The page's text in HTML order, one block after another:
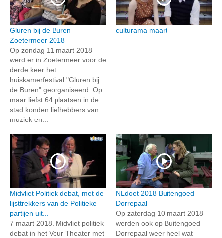
Gluren bij de Buren
Zoetermeer 2018
Op zondag 11 maart 2018
werd er in Zoetermeer voor de
derde keer het
huiskamerfestival "Gluren bij
de Buren" georganiseerd. Op
maar liefst 64 plaatsen in de
stad konden liefhebbers van
muziek en...
culturama maart
Midvliet Politiek debat, met de
lijsttrekkers van de Politieke
partijen uit...
7 maart 2018. Midvliet politiek
debat in het Veur Theater met
NLdoet 2018 Buitengoed
Dorrepaal
Op zaterdag 10 maart 2018
werden ook op Buitengoed
Dorrepaal weer heel wat